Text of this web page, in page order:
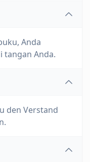
Anda
tangan Anda.
den Verstand